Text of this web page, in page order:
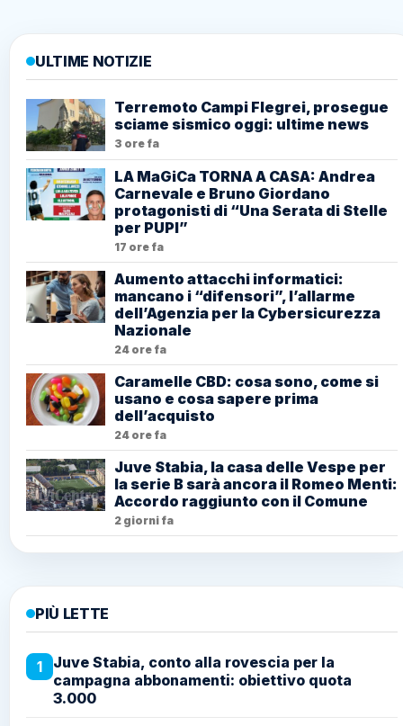
ULTIME NOTIZIE
Terremoto Campi Flegrei, prosegue
sciame sismico oggi: ultime news
3 ore fa
LA MaGiCa TORNA A CASA: Andrea
Carnevale e Bruno Giordano
protagonisti di “Una Serata di Stelle
per PUPI”
17 ore fa
Aumento attacchi informatici:
mancano i “difensori”, l’allarme
dell’Agenzia per la Cybersicurezza
Nazionale
24 ore fa
Caramelle CBD: cosa sono, come si
usano e cosa sapere prima
dell’acquisto
24 ore fa
Juve Stabia, la casa delle Vespe per
la serie B sarà ancora il Romeo Menti:
Accordo raggiunto con il Comune
2 giorni fa
PIÙ LETTE
1
Juve Stabia, conto alla rovescia per la
campagna abbonamenti: obiettivo quota
3.000